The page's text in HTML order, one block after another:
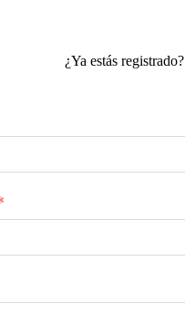
¿Ya estás registrado?